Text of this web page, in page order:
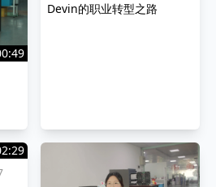
Devin的职业转型之路